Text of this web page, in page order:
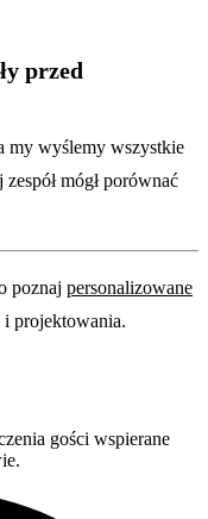
przed
my wyślemy wszystkie
mógł porównać
poznaj personalizowane
projektowania.
gości wspierane